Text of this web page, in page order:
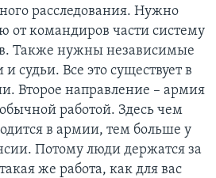
расследования. Нужно
от командиров части систему
Также нужны независимые
судьи. Все это существует в
Второе направление – армия
работой. Здесь чем
в армии, тем больше у
Потому люди держатся за
же работа, как для вас